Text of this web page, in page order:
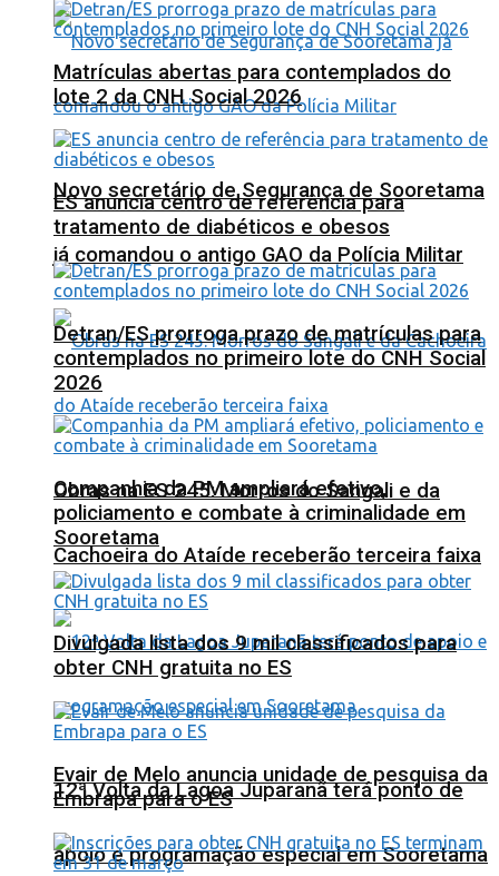
Novo secretário de Segurança de Sooretama
já comandou o antigo GAO da Polícia Militar
Obras na ES 245: Morros do Sangali e da
Cachoeira do Ataíde receberão terceira faixa
12ª Volta da Lagoa Juparanã terá ponto de
apoio e programação especial em Sooretama
Matrículas abertas para contemplados do
lote 2 da CNH Social 2026
ES anuncia centro de referência para
tratamento de diabéticos e obesos
Detran/ES prorroga prazo de matrículas para
contemplados no primeiro lote do CNH Social
2026
Companhia da PM ampliará efetivo,
policiamento e combate à criminalidade em
Sooretama
Divulgada lista dos 9 mil classificados para
obter CNH gratuita no ES
Evair de Melo anuncia unidade de pesquisa da
Embrapa para o ES